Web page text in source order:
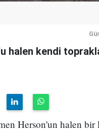
halen kendi
Herson'un halen bir